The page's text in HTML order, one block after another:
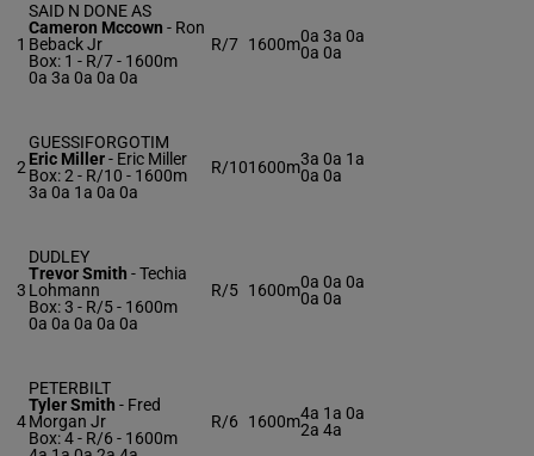
1
SAID N DONE AS
Cameron Mccown - Ron
Beback Jr
Box: 1 - R/7 - 1600m
0a 3a 0a 0a 0a
R/7 1600m0a 3a 0a
0a 0a
2
GUESSIFORGOTIM
Eric Miller- Eric Miller
Box: 2 - R/10 - 1600m
3a 0a 1a 0a 0a
R/101600m3a 0a 1a
0a 0a
3
DUDLEY
Trevor Smith -Techia
Lohmann
Box: 3 - R/5 - 1600m
0a 0a 0a 0a 0a
R/5 1600m0a 0a 0a
0a 0a
4
PETERBILT
Tyler Smith - Fred
Morgan Jr
Box: 4 - R/6 - 1600m
R/6 1600m4a 1a 0a
2a 4a